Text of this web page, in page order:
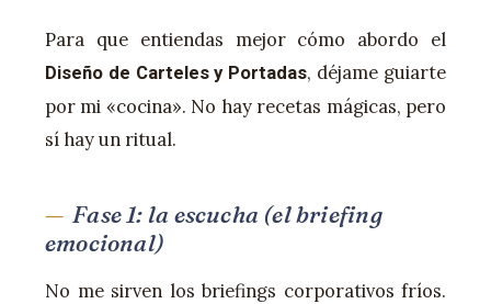
Para que entiendas mejor cómo abordo el
Diseño de Carteles y Portadas, déjame guiarte
por mi «cocina». No hay recetas mágicas, pero
sí hay un ritual.
Fase 1: la escucha (el briefing
emocional)
No me sirven los briefings corporativos fríos.